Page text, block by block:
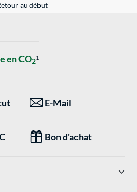
au début
en CO21
E-Mail
Bon d'achat